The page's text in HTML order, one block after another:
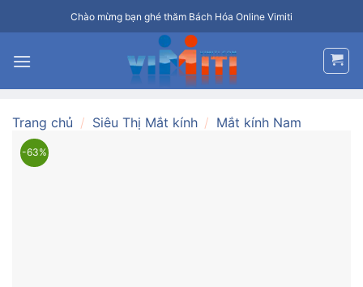
qua
dung
Chào mừng bạn ghé thăm Bách Hóa Online Vimiti
Trang chủ / Siêu Thị Mắt kính / Mắt kính Nam
-63%